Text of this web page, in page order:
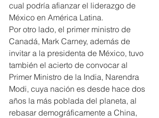
cual podría afianzar el liderazgo de
México en América Latina.
Por otro lado, el primer ministro de
Canadá, Mark Carney, además de
invitar a la presidenta de México, tuvo
también el acierto de convocar al
Primer Ministro de la India, Narendra
Modi, cuya nación es desde hace dos
años la más poblada del planeta, al
rebasar demográficamente a China,